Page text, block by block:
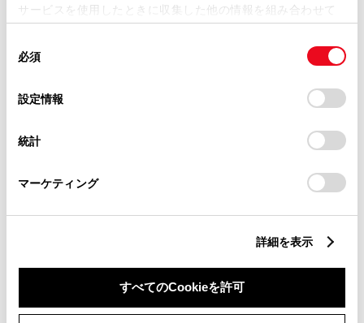
サービスを使用したときに収集した他の情報を組み合わせて
使用することがあります。当ウェブサイトの使用を続行する
デバイスにすべてのCookie(クッキー)が保存されることに同
意したことになります。Cookie(クッキー)のオプトアウト、
設定の変更、同意を撤回したりするにあたっては、当社の
「Cookie（クッキー）情報の取り扱いについて
」をご覧くだ
必須
設定情報
統計
マーケティング
詳細を表示
すべてのCookieを許可
車両重量